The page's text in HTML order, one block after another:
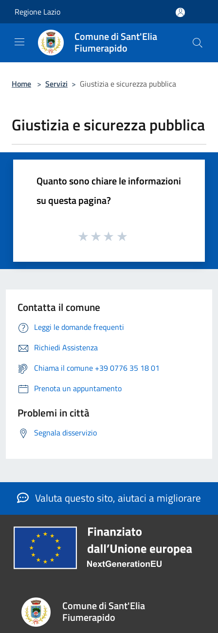
Regione Lazio
Comune di Sant'Elia
Fiumerapido
Home > Servizi > Giustizia e sicurezza pubblica
Giustizia e sicurezza pubblica
Quanto sono chiare le informazioni
su questa pagina?
Contatta il comune
Leggi le domande frequenti
Richiedi Assistenza
Chiama il comune +39 0776 35 18 01
Prenota un appuntamento
Problemi in città
Segnala disservizio
Valuta questo sito, aiutaci a migliorare
Comune di Sant'Elia
Fiumerapido